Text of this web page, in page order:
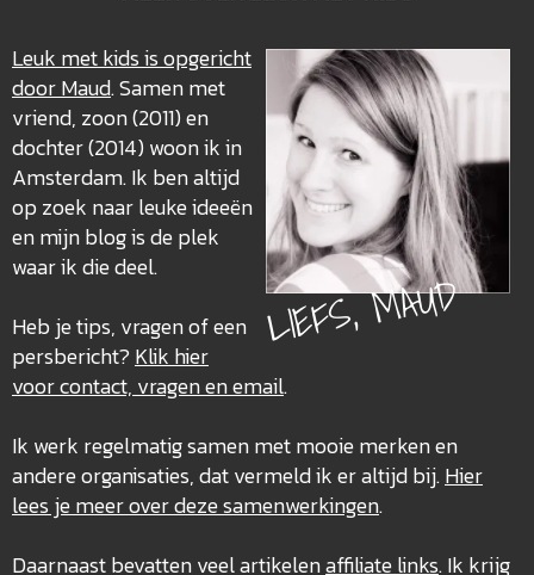
LIEFS, MAUD
Leuk met kids is opgericht
door Maud. Samen met
vriend, zoon (2011) en
dochter (2014) woon ik in
Amsterdam. Ik ben altijd
op zoek naar leuke ideeën
en mijn blog is de plek
waar ik die deel.
Heb je tips, vragen of een
persbericht? Klik hier
voor contact, vragen en email.
Ik werk regelmatig samen met mooie merken en
andere organisaties, dat vermeld ik er altijd bij.Hier
lees je meer over dezesamenwerkingen.
Daarnaast bevatten veel artikelenaffiliate links. Ik krijg